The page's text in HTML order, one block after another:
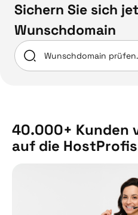
Sichern Sie sich
Wunschdomain
40.000+ Kunden
auf die